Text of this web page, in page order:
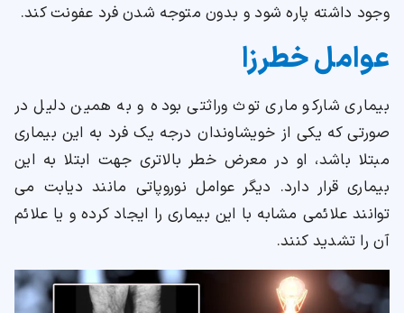
وجود داشته پاره شود و بدون متوجه شدن فرد عفونت کند.
عوامل خطرزا
بیماری شارکو ماری توث وراثتی بوده و به همین دلیل در
صورتی که یکی از خویشاوندان درجه یک فرد به این بیماری
مبتلا باشد، او در معرض خطر بالاتری جهت ابتلا به این
بیماری قرار دارد. دیگر عوامل نوروپاتی مانند دیابت می
توانند علائمی مشابه با این بیماری را ایجاد کرده و یا علائم
آن را تشدید کنند.